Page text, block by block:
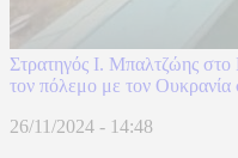
Στρατηγός Ι. Μπαλτζώης
τον πόλεμο με τον Ουκρανία
26/11/2024 - 14:48